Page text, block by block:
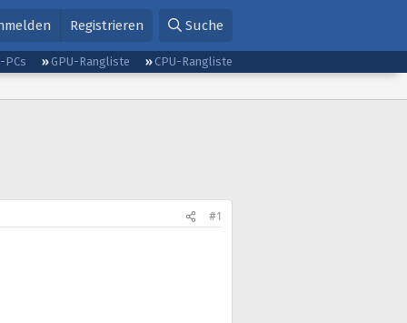
Registrieren Suche
PCs GPU-Rangliste CPU-Rangliste
#1